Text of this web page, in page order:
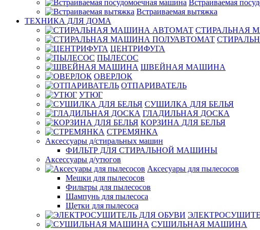
Встраиваемая
Встраиваемая вытяжка
ТЕХНИКА ДЛЯ ДОМА
СТИРАЛЬНАЯ
ЦЕНТРИФУГА
ПЫЛЕСОС
ШВЕЙНАЯ МАШИНА
ОВЕРЛОК
ОТПАРИВАТЕЛЬ
УТЮГ
СУШИЛКА ДЛЯ БЕЛЬЯ
ГЛАДИЛЬНАЯ ДОСКА
КОРЗИНА ДЛЯ БЕЛЬЯ
СТРЕМЯНКА
Аксессуары д/стиральных машин
ФИЛЬТР ДЛЯ СТИРАЛЬНОЙ МАШИНЫ
Аксессуары д/утюгов
Аксесуары для пылесосов
Мешки для пылесосов
Фильтры для пылесосов
Шампунь для пылесоса
Щетки для пылесоса
СУШИЛЬНАЯ МАШИНА